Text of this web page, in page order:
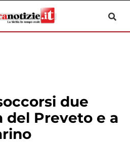
due
del Preveto e a